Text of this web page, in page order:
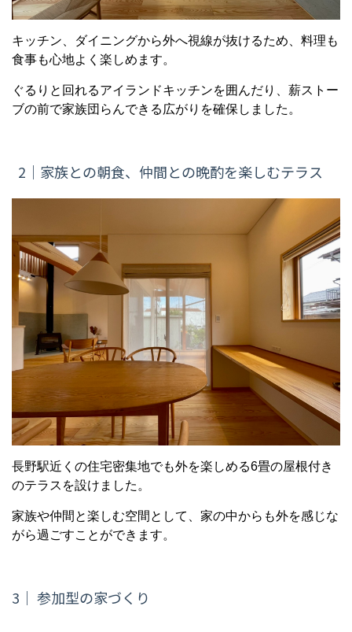
キッチン、ダイニングから外へ視線が抜けるため、料理も
食事も心地よく楽しめます。
ぐるりと回れるアイランドキッチンを囲んだり、薪ストー
ブの前で家族団らんできる広がりを確保しました。
2｜家族との朝食、仲間との晩酌を楽しむテラス
長野駅近くの住宅密集地でも外を楽しめる6畳の屋根付き
のテラスを設けました。
家族や仲間と楽しむ空間として、家の中からも外を感じな
がら過ごすことができます。
3｜ 参加型の家づくり